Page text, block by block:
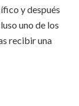
y después
uno de los
recibir una